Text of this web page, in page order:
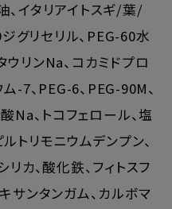
、イタリアイトスギ/葉/
グリセリル、PEG-60水
リンNa、コカミドプロ
-7、PEG-6、PEG-90M、
Na、トコフェロール、塩
トリモニウムデンプン、
カ、酸化鉄、フィトスフ
サンタンガム、カルボマ